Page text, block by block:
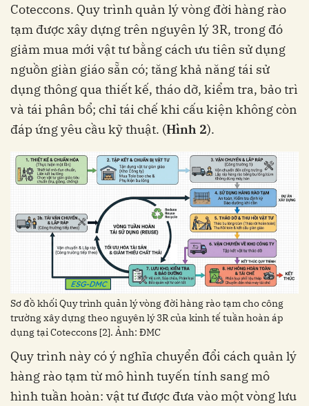
Coteccons. Quy trình quản lý vòng đời hàng rào
tạm được xây dựng trên nguyên lý 3R, trong đó
giảm mua mới vật tư bằng cách ưu tiên sử dụng
nguồn giàn giáo sẵn có; tăng khả năng tái sử
dụng thông qua thiết kế, tháo dỡ, kiểm tra, bảo trì
và tái phân bổ; chỉ tái chế khi cấu kiện không còn
đáp ứng yêu cầu kỹ thuật. (Hình 2).
Sơ đồ khối Quy trình quản lý vòng đời hàng rào tạm cho công
trường xây dựng theo nguyên lý 3R của kinh tế tuần hoàn áp
dụng tại Coteccons [2]. Ảnh: ĐMC
Quy trình này có ý nghĩa chuyển đổi cách quản lý
hàng rào tạm từ mô hình tuyến tính sang mô
hình tuần hoàn: vật tư được đưa vào một vòng lưu